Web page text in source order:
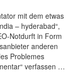
mit dem etwas
– hyderabad“,
Notdurft in Form
anderen
Problemes
verfassen …